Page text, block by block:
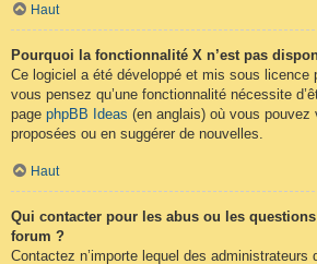
Haut
Pourquoi la fonctionnalité X n’est pas
Ce logiciel a été développé et mis sous licence
vous pensez qu’une fonctionnalité nécessite
page phpBB Ideas (en anglais) où vous pouvez
proposées ou en suggérer de nouvelles.
Haut
Qui contacter pour les abus ou les
forum ?
Contactez n’importe lequel des administrateurs